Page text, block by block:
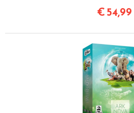
€ 54,99